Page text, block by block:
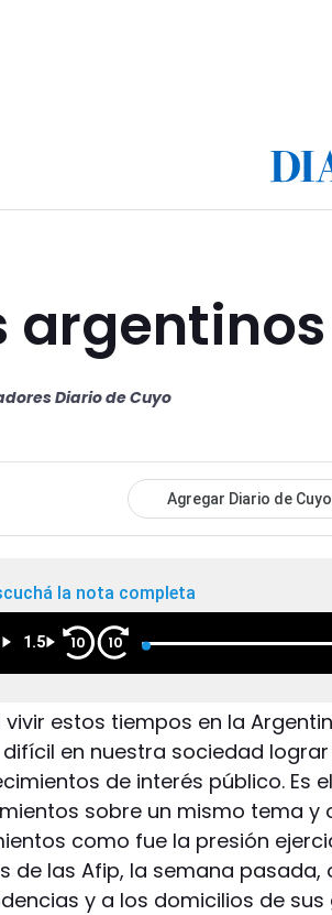
argentinos
Diario de Cuyo
Agregar Diario de
la nota completa
1.5 10 10
vivir estos tiempos en la
en nuestra sociedad
de interés público. Es
sobre un mismo tema y
como fue la presión
de las Afip, la semana
y a los domicilios de